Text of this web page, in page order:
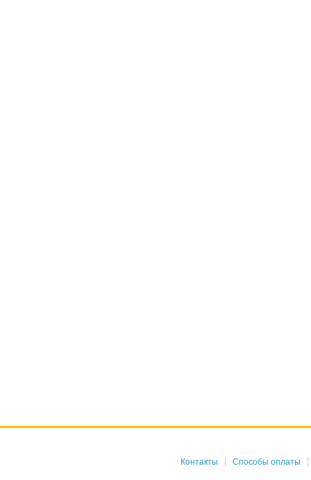
Контакты Способы оплаты